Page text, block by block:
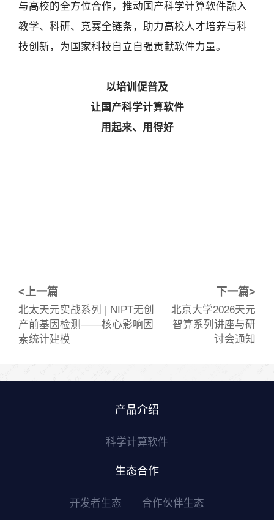
与高校的全方位合作，推动国产科学计算软件融入
教学、科研、竞赛全链条，助力高校人才培养与科
技创新，为国家科技自立自强贡献软件力量。
以培训促普及
让国产科学计算软件
用起来、用得好
<上一篇
北太天元实战系列 | NIPT无创
产前基因检测——核心影响因
素统计建模
下一篇>
北京大学2026天元
智算系列讲座与研
讨会通知
产品介绍
科学计算软件
生态合作
开发者生态 合作伙伴生态